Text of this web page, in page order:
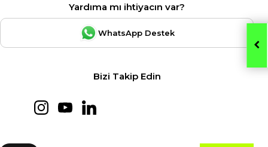
Yardıma mı ihtiyacın var?
WhatsApp Destek
Bizi Takip Edin